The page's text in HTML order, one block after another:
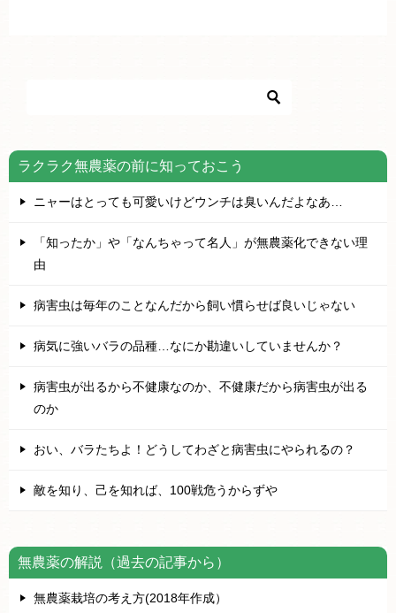
ラクラク無農薬の前に知っておこう
ニャーはとっても可愛いけどウンチは臭いんだよなあ…
「知ったか」や「なんちゃって名人」が無農薬化できない理
由
病害虫は毎年のことなんだから飼い慣らせば良いじゃない
病気に強いバラの品種…なにか勘違いしていませんか？
病害虫が出るから不健康なのか、不健康だから病害虫が出る
のか
おい、バラたちよ！どうしてわざと病害虫にやられるの？
敵を知り、己を知れば、100戦危うからずや
無農薬の解説（過去の記事から）
無農薬栽培の考え方(2018年作成）